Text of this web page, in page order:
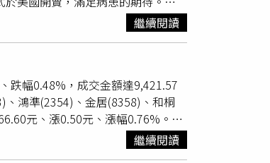
升患者持續治療意願，進一步擴大
於原發性血小板過多症（ET）之藥
已積極進行商業化布局，並將於下
的患者覆蓋率。日本市場方面，
Ropeg有望提前於8月中獲日本ET
建立真性紅血球增多症（PV）完
場。
繼續閱讀
跌幅0.48%，成交金額達9,421.57
鴻準(2354)、金居(8358)、和桐
元、漲0.50元、漲幅0.76%。群
元、漲幅1.18%，成交量逾18.3萬
0.03元、漲幅0.29%。主動統一升
繼續閱讀